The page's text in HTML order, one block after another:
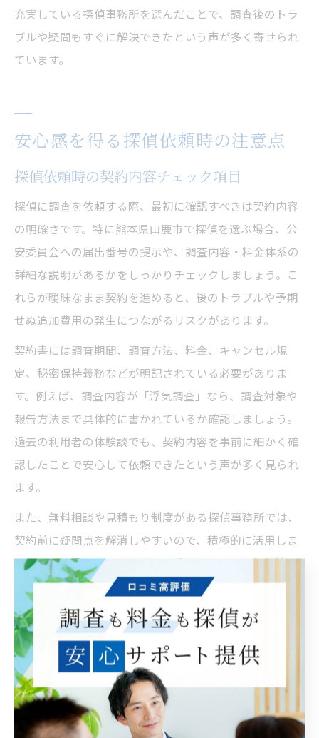
充実している探偵事務所を選んだことで、調査後のトラ
ブルや疑問もすぐに解決できたという声が多く寄せられ
ています。
安心感を得る探偵依頼時の注意点
探偵依頼時の契約内容チェック項目
探偵に調査を依頼する際、最初に確認すべきは契約内容
の明確さです。特に熊本県山鹿市で探偵を選ぶ場合、公
安委員会への届出番号の提示や、調査内容・料金体系の
詳細な説明があるかをしっかりチェックしましょう。こ
れらが曖昧なまま契約を進めると、後のトラブルや予期
せぬ追加費用の発生につながるリスクがあります。
契約書には調査期間、調査方法、料金、キャンセル規
定、秘密保持義務などが明記されている必要がありま
す。例えば、調査内容が「浮気調査」なら、調査対象や
報告方法まで具体的に書かれているか確認しましょう。
過去の利用者の体験談でも、契約内容を事前に細かく確
認したことで安心して依頼できたという声が多く見られ
ます。
また、無料相談や見積もり制度がある探偵事務所では、
契約前に疑問点を解消しやすいので、積極的に活用しま
しょう。納得できるまで説明を受けることで、信頼性の
高い探偵選びにつながります。
個人情報管理が信頼性のカギとなる理由
探偵への依頼では、依頼者や調査対象の個人情報が不可
欠です。そのため、個人情報管理が徹底されているかど
うかは、探偵の信頼性を判断する大きな基準となりま
す。特に熊本県山鹿市のような地域密着型サービスで